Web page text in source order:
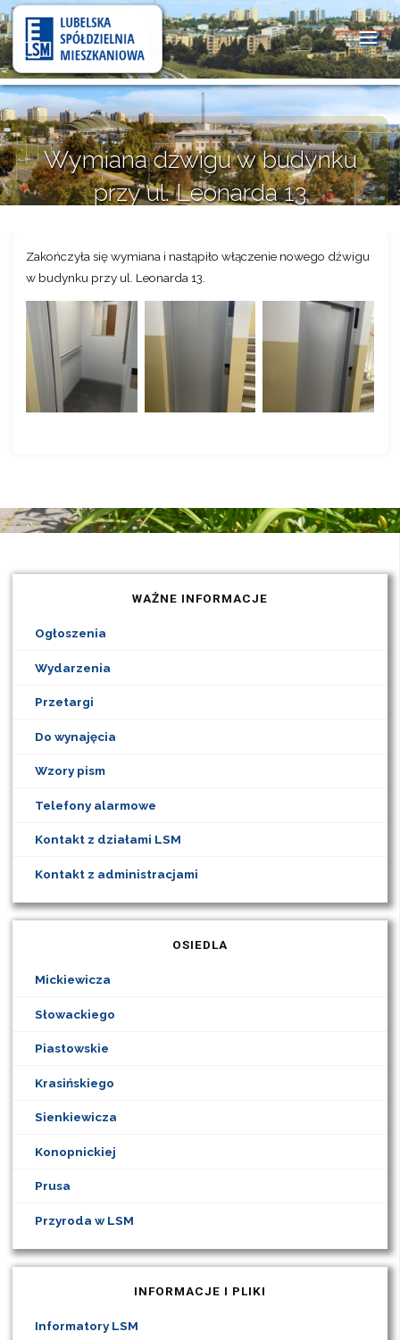
Lubelska
Spółdzielnia
Mieszkaniowa
Wymiana dźwigu w budynku
przy ul. Leonarda 13
Zakończyła się wymiana i nastąpiło włączenie nowego dźwigu
w budynku przy ul. Leonarda 13.
WAŻNE INFORMACJE
Ogłoszenia
Wydarzenia
Przetargi
Do wynajęcia
Wzory pism
Telefony alarmowe
Kontakt z działami LSM
Kontakt z administracjami
OSIEDLA
Mickiewicza
Słowackiego
Piastowskie
Krasińskiego
Sienkiewicza
Konopnickiej
Prusa
Przyroda w LSM
INFORMACJE I PLIKI
Informatory LSM